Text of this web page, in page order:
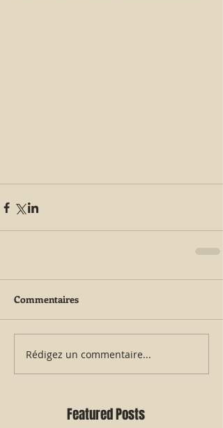
Featured Posts
Commentaires
Rédigez un commentaire...